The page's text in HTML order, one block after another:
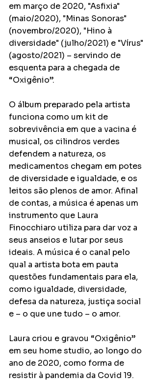
em março de 2020, "Asfixia"
(maio/2020), "Minas Sonoras"
(novembro/2020), "Hino à
diversidade" (julho/2021) e "Vírus"
(agosto/2021) – servindo de
esquenta para a chegada de
“Oxigênio”.
O álbum preparado pela artista
funciona como um kit de
sobrevivência em que a vacina é
musical, os cilindros verdes
defendem a natureza, os
medicamentos chegam em potes
de diversidade e igualdade, e os
leitos são plenos de amor. Afinal
de contas, a música é apenas um
instrumento que Laura
Finocchiaro utiliza para dar voz a
seus anseios e lutar por seus
ideais. A música é o canal pelo
qual a artista bota em pauta
questões fundamentais para ela,
como igualdade, diversidade,
defesa da natureza, justiça social
e – o que une tudo – o amor.
Laura criou e gravou “Oxigênio”
em seu home studio, ao longo do
ano de 2020, como forma de
resistir à pandemia da Covid 19.